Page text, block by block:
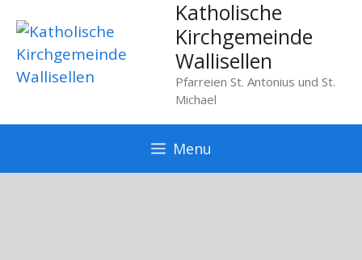
zum
Inhalt
Katholische
Kirchgemeinde
Wallisellen
Pfarreien St. Antonius und St.
Michael
Menu